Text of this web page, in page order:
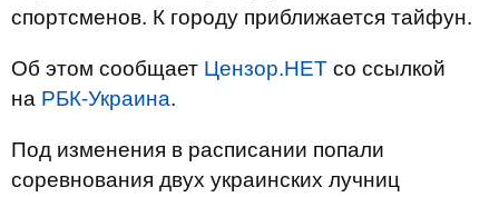
спортсменов. К городу приближается тайфун.
Об этом сообщает Цензор.НЕТ со ссылкой
на РБК-Украина.
Под изменения в расписании попали
соревнования двух украинских лучниц